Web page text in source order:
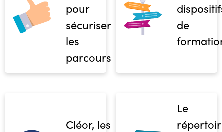
pour
sécuriser
les
parcours
de
Cléor, les
Le